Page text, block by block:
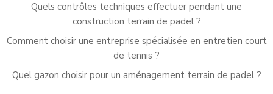
Quels contrôles techniques effectuer pendant une
construction terrain de padel ?
Comment choisir une entreprise spécialisée en entretien court
de tennis ?
Quel gazon choisir pour un aménagement terrain de padel ?